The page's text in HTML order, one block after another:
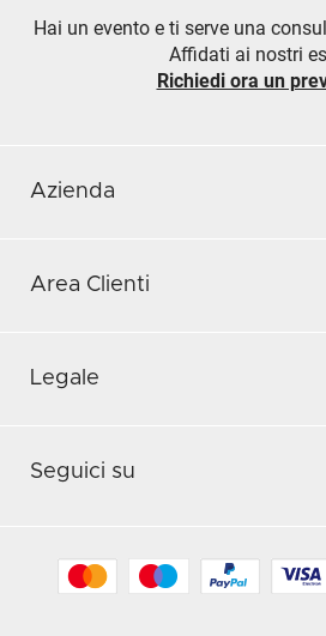
Hai un evento e ti serve una
Affidati ai nostri
Richiedi ora un
Azienda
Area Clienti
Legale
Seguici su